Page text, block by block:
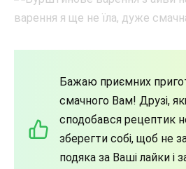
Бажаю приємних
смачного Вам! Друзі,
сподобався рецептик
зберегти собі, щоб не
подяка за Ваші лайки і